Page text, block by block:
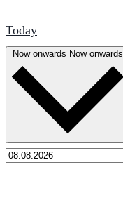
Today
Now onwards Now onwards